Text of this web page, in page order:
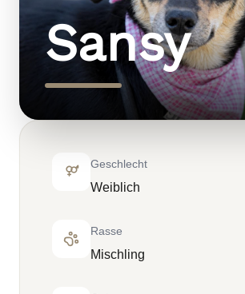
Sansy
Geschlecht
Weiblich
Rasse
Mischling